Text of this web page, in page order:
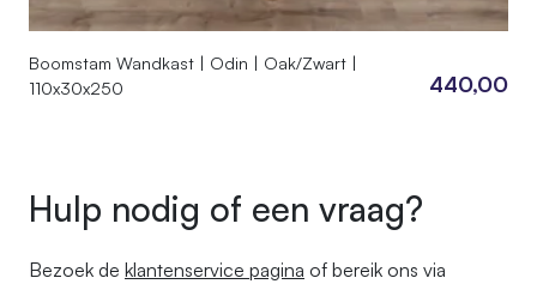
Boomstam Wandkast | Odin | Oak/Zwart |
110x30x250
440,00
Hulp nodig of een vraag?
Bezoek de klantenservice pagina of bereik ons ​​via